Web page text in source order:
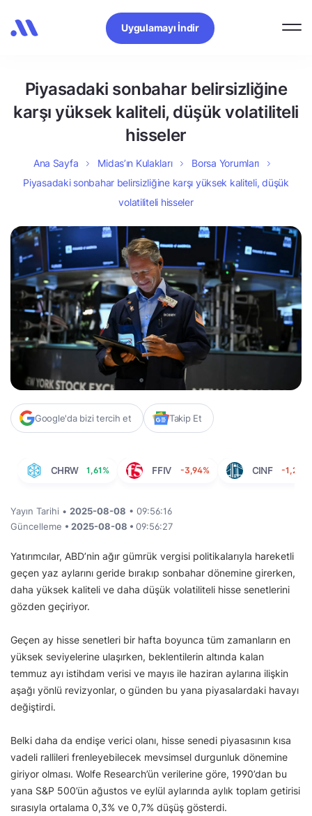
Uygulamayı İndir
Piyasadaki sonbahar belirsizliğine
karşı yüksek kaliteli, düşük volatiliteli
hisseler
Ana Sayfa Midas’ın Kulakları
Borsa Yorumları
Piyasadaki sonbahar belirsizliğine karşı yüksek kaliteli, düşük
volatiliteli hisseler
Google'da bizi tercih et Takip Et
CHRW 1,61% FFIV -3,94% CINF -1,23%
Yayın Tarihi • 2025-08-08 • 09:56:16
Güncelleme • 2025-08-08 • 09:56:27
Yatırımcılar, ABD’nin ağır gümrük vergisi politikalarıyla hareketli
geçen yaz aylarını geride bırakıp sonbahar dönemine girerken,
daha yüksek kaliteli ve daha düşük volatiliteli hisse senetlerini
gözden geçiriyor.
Geçen ay hisse senetleri bir hafta boyunca tüm zamanların en
yüksek seviyelerine ulaşırken, beklentilerin altında kalan
temmuz ayı istihdam verisi ve mayıs ile haziran aylarına ilişkin
aşağı yönlü revizyonlar, o günden bu yana piyasalardaki havayı
değiştirdi.
Belki daha da endişe verici olanı, hisse senedi piyasasının kısa
vadeli rallileri frenleyebilecek mevsimsel durgunluk dönemine
giriyor olması. Wolfe Research’ün verilerine göre, 1990’dan bu
yana S&P 500’ün ağustos ve eylül aylarında aylık toplam getirisi
sırasıyla ortalama 0,3% ve 0,7% düşüş gösterdi.